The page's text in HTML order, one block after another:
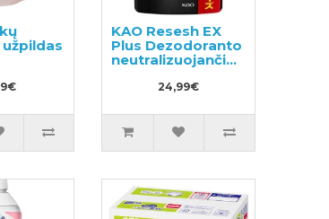
KAO Resesh EX
Plus Dezodoranto
neutralizuojančio
sportiniams ir
užpildas 680ml
24,99€